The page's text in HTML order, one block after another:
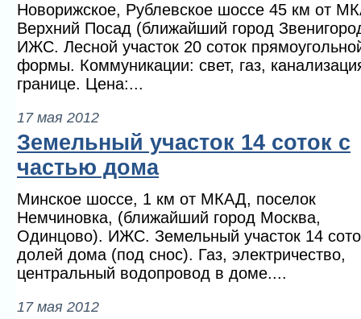
Новорижское, Рублевское шоссе 45 км от
Верхний Посад (ближайший город
ИЖС. Лесной участок 20 соток
формы. Коммуникации: свет, газ,
границе. Цена:...
17 мая 2012
Земельный участок 14 соток с
частью дома
Минское шоссе, 1 км от МКАД, поселок
Немчиновка, (ближайший город Москва,
Одинцово). ИЖС. Земельный участок 14
долей дома (под снос). Газ, электричество,
центральный водопровод в доме....
17 мая 2012